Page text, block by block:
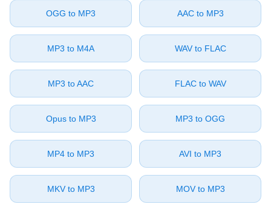
⁦OGG⁩ to ⁦MP3⁩ ⁦AAC⁩ to ⁦MP3⁩
⁦MP3⁩ to ⁦M4A⁩ ⁦WAV⁩ to ⁦FLAC⁩
⁦MP3⁩ to ⁦AAC⁩ ⁦FLAC⁩ to ⁦WAV⁩
⁦Opus⁩ to ⁦MP3⁩ ⁦MP3⁩ to ⁦OGG⁩
⁦MP4⁩ to ⁦MP3⁩ ⁦AVI⁩ to ⁦MP3⁩
⁦MKV⁩ to ⁦MP3⁩ ⁦MOV⁩ to ⁦MP3⁩